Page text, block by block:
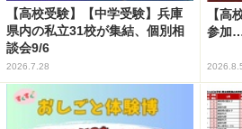
【高校受験】【中学受験】兵庫
県内の私立31校が集結、個別相
談会9/6
2026.7.28
【高
参加